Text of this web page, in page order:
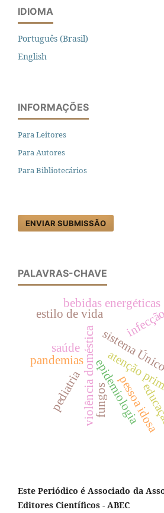
IDIOMA
Português (Brasil)
English
INFORMAÇÕES
Para Leitores
Para Autores
Para Bibliotecários
ENVIAR SUBMISSÃO
PALAVRAS-CHAVE
atenção
violência doméstica pessoa idosa
sistema
estilo de vida
pandemias epidemiologia
bebidas energéticas
pediatria fungos
saúde
Este Periódico é Associado da
Editores Científicos - ABEC